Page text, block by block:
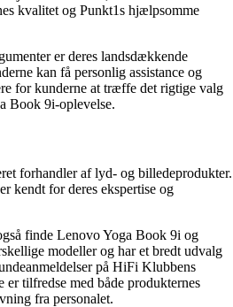
kvalitet og Punkt1s hjælpsomme
er deres landsdækkende
kan få personlig assistance og
for kunderne at træffe det rigtige valg
Book 9i-oplevelse.
forhandler af lyd- og billedeprodukter.
kendt for deres ekspertise og
finde Lenovo Yoga Book 9i og
modeller og har et bredt udvalg
på HiFi Klubbens
er tilfredse med både produkternes
fra personalet.